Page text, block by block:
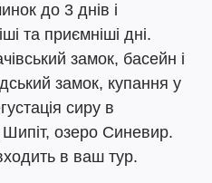
до 3 днів і
та приємніші дні.
замок, басейн і
замок, купання у
сиру в
озеро Синевир.
в ваш тур.